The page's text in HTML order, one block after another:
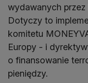
wydawanych
Dotyczy to
komitetu
Europy - i
o finansowanie
pieniędzy.